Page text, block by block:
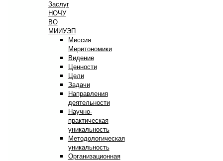
Заслуг
НОЧУ
ВО
МИИУЭП
Миссия
Меритономики
Видение
Ценности
Цели
Задачи
Направления
деятельности
Научно-
практическая
уникальность
Методологическая
уникальность
Организационная